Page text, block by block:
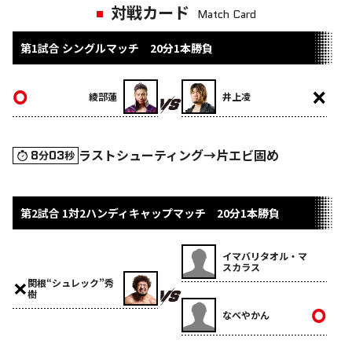
対戦カード Match Card
第1試合 シングルマッチ 20分1本勝負
綾部蓮 井上凌
8分03秒 ラストシューティング→片エビ固め
第2試合 1対2ハンディキャップマッチ 20分1本勝負
関根“シュレック”秀
樹
イマバリタオル・マ
スカラス
なべやかん